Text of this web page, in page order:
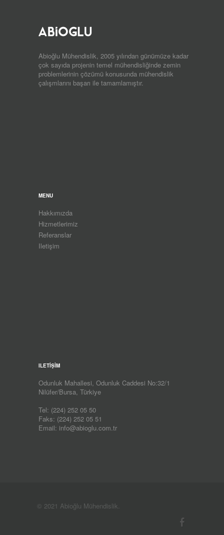
Abioğlu Mühendislik, 2005 yılından günümüze kadar
çok sayıda projenin temel mühendisliğinde zemin
problemlerinin çözümü konusunda mühendislik
çalışmlarını başarı ile tamamlamıştır.
MENU
Hakkımızda
Hizmetlerimiz
Referanslar
Iletişim
ILETİŞİM
Odunluk Mahallesi, Odunluk Caddesi No:32/1
Nilüfer/Bursa, Türkiye
Tel: (224) 252 05 50
Faks: (224) 252 05 51
Email: info@abioglu.com.tr
© 2021 Abioğlu Mühendislik.